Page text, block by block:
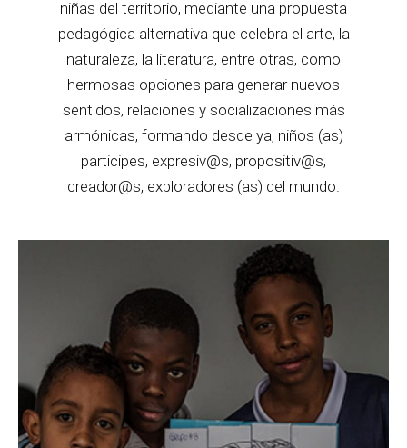
niñas del territorio, mediante una propuesta
pedagógica alternativa que celebra el arte, la
naturaleza, la literatura, entre otras, como
hermosas opciones para generar nuevos
sentidos, relaciones y socializaciones más
armónicas, formando desde ya, niños (as)
participes, expresiv@s, propositiv@s,
creador@s, exploradores (as) del mundo.